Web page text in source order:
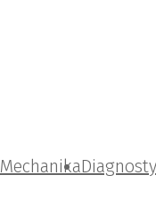
Mechanika